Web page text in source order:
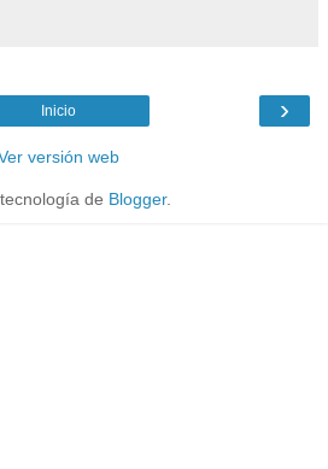
›
Inicio
versión web
de Blogger.